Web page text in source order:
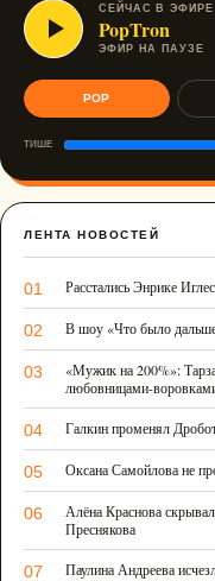
СЕЙЧАС В ЭФИРЕ
PopTron
ЭФИР НА ПАУЗЕ
POP
ТИШЕ
ЛЕНТА НОВОСТЕЙ
01 Расстались Энрике
02 В шоу «Что было
03
«Мужик на 200%»:
любовницами-
04 Галкин променял
05 Оксана Самойлова не
06
Алёна Краснова
Преснякова
07
Паулина Андреева